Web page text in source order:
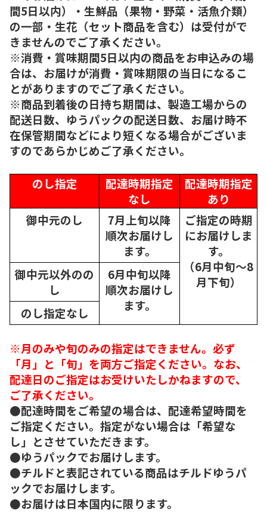
間5日以内）・生鮮品（果物・野菜・活魚介類）
の一部・生花（セット商品を含む）は受付がで
きませんのでご了承ください。
※消費・賞味期間5日以内の商品をお申込みの場
合は、お届けが消費・賞味期限の当日になるこ
とがありますのでご了承ください。
※商品到着後の日持ち期間は、製造工場からの
配送日数、ゆうパックの配送日数、お届け時不
在保管期間などにより短くなる場合がございま
すのであらかじめご了承ください。
のし指定
配達時期指定
なし
配達時期指定
あり
御中元のし
7月上旬以降
順次お届けし
ます。
ご指定の時期
にお届けしま
す。
（6月中旬～8
月下旬）
御中元以外のの
し
6月中旬以降
順次お届けし
ます。
のし指定なし
※月のみや旬のみの指定はできません。必ず
「月」と「旬」を両方ご指定ください。なお、
配達日のご指定はお受けいたしかねますので、
ご了承ください。
●配達時間をご希望の場合は、配達希望時間を
ご指定ください。指定がない場合は「希望な
し」とさせていただきます。
●ゆうパックでお届けします。
●チルドと表記されている商品はチルドゆうパ
ックでお届けします。
●お届けは日本国内に限ります。